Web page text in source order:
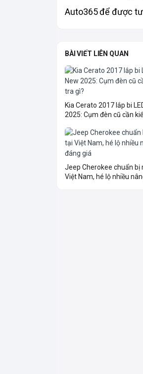
Auto365 để được
BÀI VIẾT LIÊN QUAN
Kia Cerato 2017 lắp bi
2025: Cụm đèn cũ cần
Jeep Cherokee chuẩn bị
Việt Nam, hé lộ nhiều